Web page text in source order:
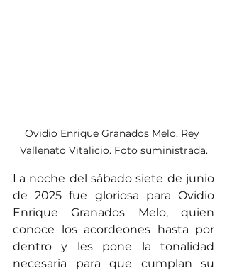
Ovidio Enrique Granados Melo, Rey
Vallenato Vitalicio. Foto suministrada.
La noche del sábado siete de junio
de 2025 fue gloriosa para Ovidio
Enrique Granados Melo, quien
conoce los acordeones hasta por
dentro y les pone la tonalidad
necesaria para que cumplan su